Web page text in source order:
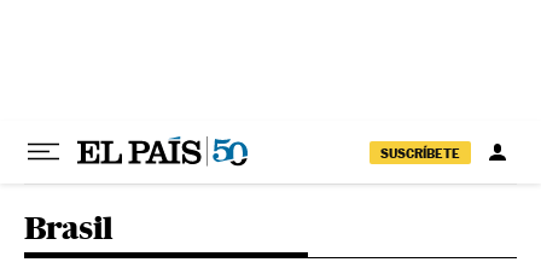
SUSCRÍBETE
Brasil